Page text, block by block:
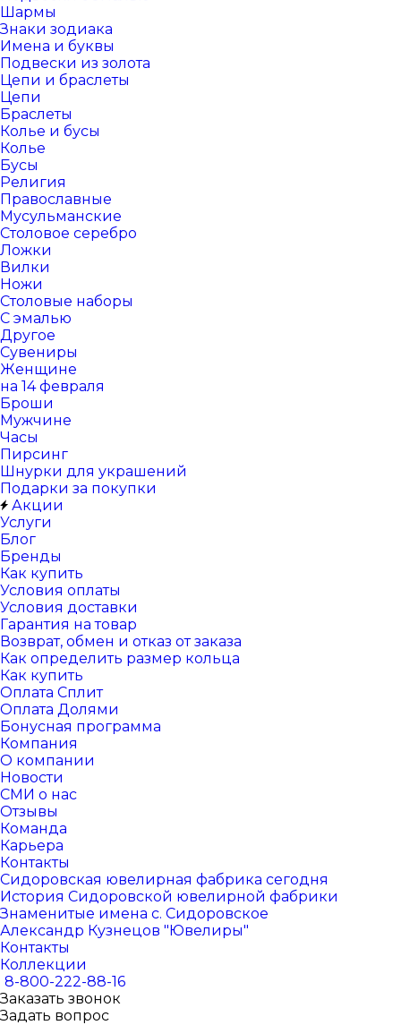
Шармы
Знаки зодиака
Имена и буквы
Подвески из золота
Цепи и браслеты
Цепи
Браслеты
Колье и бусы
Колье
Бусы
Религия
Православные
Мусульманские
Столовое серебро
Ложки
Вилки
Ножи
Столовые наборы
С эмалью
Другое
Сувениры
Женщине
на 14 февраля
Броши
Мужчине
Часы
Пирсинг
Шнурки для украшений
Подарки за покупки
Акции
Услуги
Блог
Бренды
Как купить
Условия оплаты
Условия доставки
Гарантия на товар
Возврат, обмен и отказ от заказа
Как определить размер кольца
Как купить
Оплата Сплит
Оплата Долями
Бонусная программа
Компания
О компании
Новости
СМИ о нас
Отзывы
Команда
Карьера
Контакты
Сидоровская ювелирная фабрика сегодня
История Сидоровской ювелирной фабрики
Знаменитые имена с. Сидоровское
Александр Кузнецов "Ювелиры"
Контакты
Коллекции
8-800-222-88-16
Заказать звонок
Задать вопрос